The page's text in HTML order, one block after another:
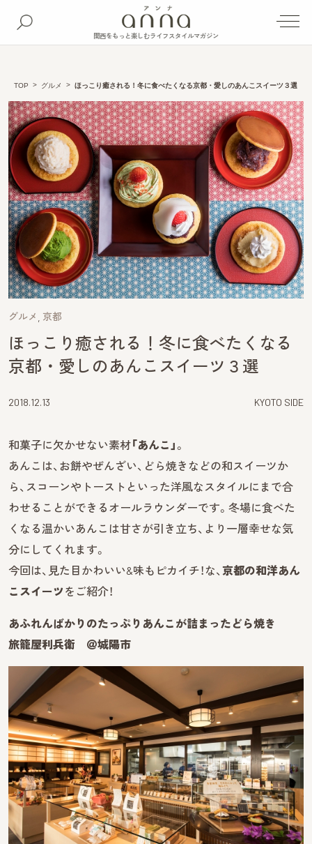
関西をもっと楽しむライフスタイルマガジン
TOP グルメ ほっこり癒される！冬に食べたくなる京都・愛しのあんこスイーツ３選
グルメ 京都
ほっこり癒される！冬に食べたくなる
京都・愛しのあんこスイーツ３選
2018.12.13 KYOTO SIDE
和菓子に欠かせない素材「あんこ」 。
あんこは、お餅やぜんざい、どら焼きなどの和スイーツか
ら、スコーンやトーストといった洋風なスタイルにまで合
わせることができるオールラウンダーです。冬場に食べた
くなる温かいあんこは甘さが引き立ち、より一層幸せな気
分にしてくれます。
今回は、見た目かわいい&味もピカイチ！な、 京都の和洋あん
こスイーツ をご紹介！
あふれんばかりのたっぷりあんこが詰まったどら焼き
旅籠屋利兵衛 ＠城陽市